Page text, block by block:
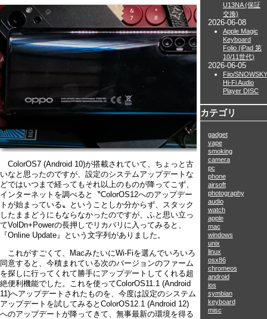
ColorOS7 (Android 10)が搭載されていて、ちょっと古
いなと思ったのですが、設定のシステムアップデートな
どではいつまで経ってもそれ以上のものが降ってこず、
インターネットを調べると〝ColorOS12へのアップデー
トが始まっている〟ということしか分からず、スタック
したままどうにもならなかったのですが、ふと思い立っ
てVolDn+Powerの長押しでリカバリに入ってみると、
『Online Update』という文字列がありました。
これがすごくて、MacみたいにWi-Fiを選んでいろいろ
同意すると、今積まれている次のバージョンのファーム
を探しに行ってくれて勝手にアップデートしてくれる超
絶便利機能でした。これを使ってColorOS11.1 (Android
11)へアップデートされたものを、今度は設定のシステム
アップデートを試してみるとColorOS12.1 (Android 12)
へのアップデートが降ってきて、無事最新の環境を得る
U13NA (保証
交換)
2026-06-08
Apple Magic
Keyboard
Folio (iPad 第
10/11世代)
2026-06-05
Fiio/SNOWSKY
Hi-Fi Audio
Player DISC
カテゴリ
gadget
vape
smoking
camera
pc
phone
airsoft
photography
audio
watch
apple
mac
windows
unix
linux
osx86
chromeos
android
ios
symbian
keyboard
misc